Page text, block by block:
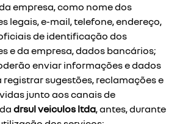
empresa, como nome dos
legais, e-mail, telefone, endereço,
de identificação dos
e da empresa, dados bancários;
enviar informações e dados
registrar sugestões, reclamações e
junto aos canais de
drsul veiculos ltda, antes, durante